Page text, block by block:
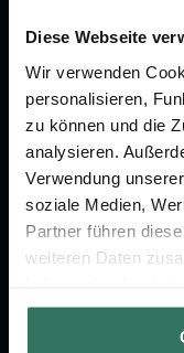
Diese Webseite
Wir verwenden
personalisieren,
zu können und die
analysieren.
Verwendung
soziale Medien,
Partner führen
weiteren Daten
gesammelt haben.
Vorsorge.
Jetzt
FÜR SIE
Vergleich
Verzeichnis